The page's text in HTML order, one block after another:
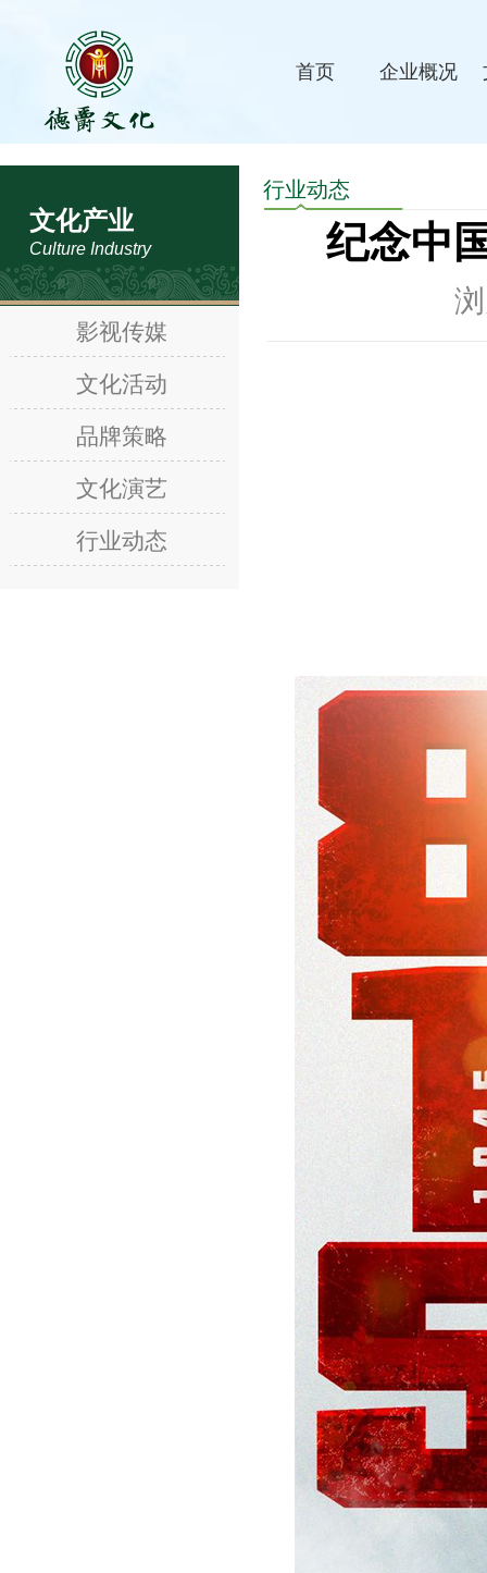
首页 企业概况
文化产业
Culture Industry
影视传媒
文化活动
品牌策略
文化演艺
行业动态
行业动态
纪念中